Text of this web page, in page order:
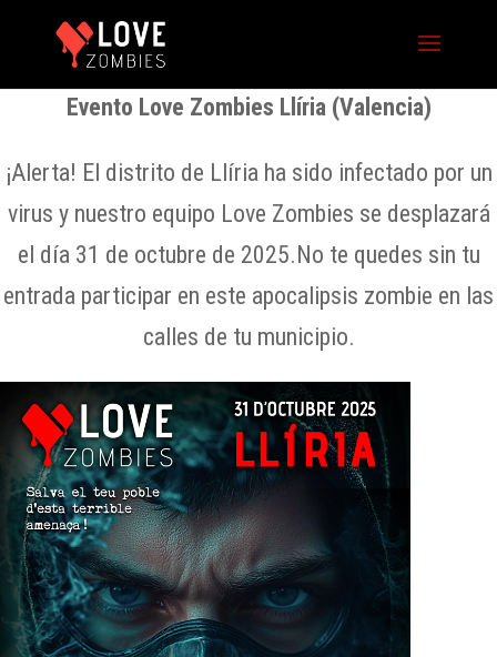
Evento Love Zombies Llíria (Valencia)
¡Alerta! El distrito de Llíria ha sido infectado por un
virus y nuestro equipo Love Zombies se desplazará
el día 31 de octubre de 2025.No te quedes sin tu
entrada participar en este apocalipsis zombie en las
calles de tu municipio.